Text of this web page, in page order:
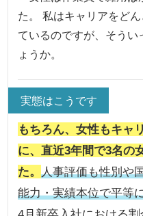
た。 私はキャリアをど
ているのですが、そうい
ょうか。
実態はこうです
もちろん、女性もキャ
に、直近3年間で3名の
た。人事評価も性別や
能力・実績本位で平等